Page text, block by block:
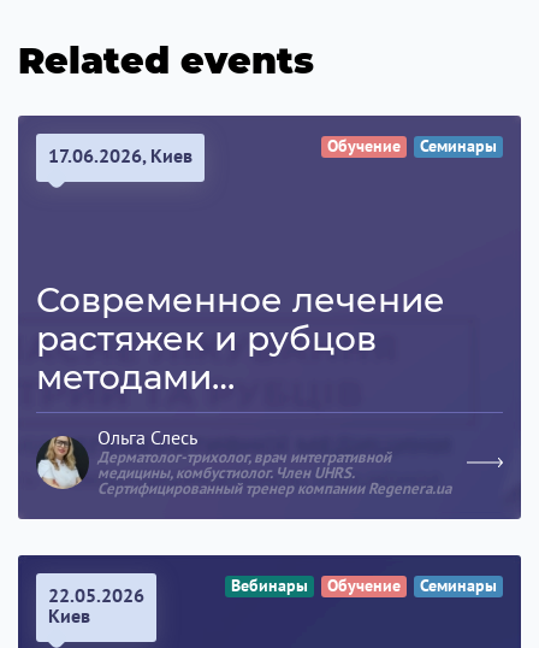
Related events
17.06.2026, Киев Обучение Семинары
Современное лечение
растяжек и рубцов
методами
регенеративной
медицины.
Ольга Слесь
Дерматолог-трихолог, врач интегративной
медицины, комбустиолог. Член UHRS.
Сертифицированный тренер компании Regenera.ua
22.05.2026
Киев
Вебинары Обучение Семинары